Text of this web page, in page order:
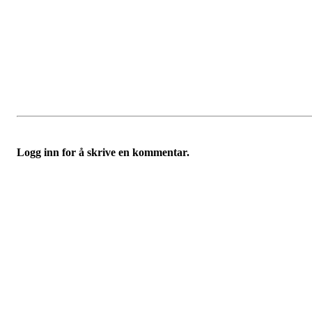
Logg inn for å skrive en kommentar.